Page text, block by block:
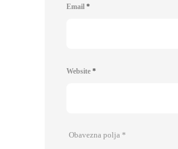
Email *
Website *
Obavezna polja *